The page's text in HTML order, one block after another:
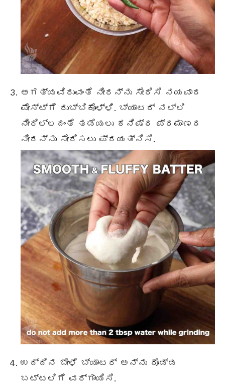
ಅಗತ್ಯವಿರುವಂತೆ ನೀರನ್ನು ಸೇರಿಸಿ ನಯವಾದ
ಪೇಸ್ಟ್ಗೆ ರುಬ್ಬಿಕೊಳ್ಳಿ. ಬ್ಯಾಟರ್ ನಲ್ಲಿ
ನೀರಿಲ್ಲದಂತೆ ತಡೆಯಲು ಕನಿಷ್ಠ ಪ್ರಮಾಣದ
ನೀರನ್ನು ಸೇರಿಸಲು ಪ್ರಯತ್ನಿಸಿ.
ಉದ್ದಿನ ಬೇಳೆ ಬ್ಯಾಟರ್ ಅನ್ನು ದೊಡ್ಡ
ಬಟ್ಟಲಿಗೆ ವರ್ಗಾಯಿಸಿ.